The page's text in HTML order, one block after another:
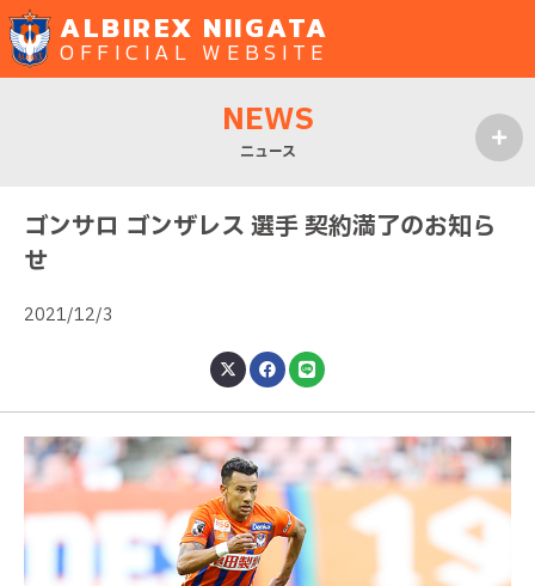
ALBIREX NIIGATA
OFFICIAL WEBSITE
NEWS
ニュース
ゴンサロ ゴンザレス 選手 契約満了のお知ら
せ
2021/12/3